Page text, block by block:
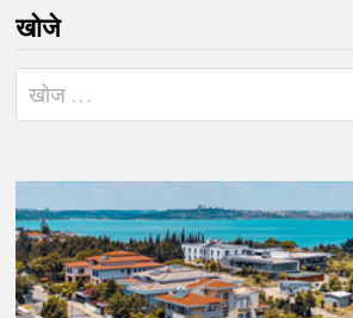
खोजे
निम्न
को